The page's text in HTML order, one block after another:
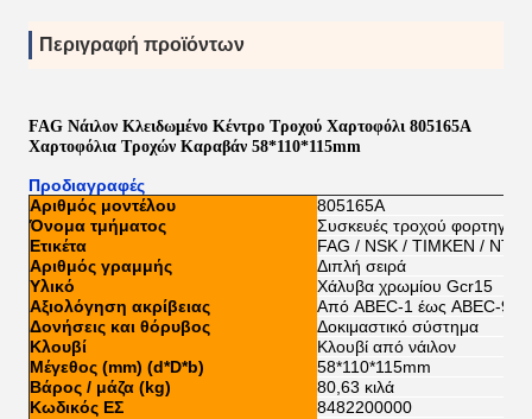
Περιγραφή προϊόντων
FAG Νάιλον Κλειδωμένο Κέντρο Τροχού Χαρτοφόλι 805165A
Χαρτοφόλια Τροχών Καραβάν 58*110*115mm
Προδιαγραφές
Αριθμός μοντέλου
805165Α
Όνομα τμήματος
Συσκευές τροχού φορτηγού
Ετικέτα
FAG / NSK / TIMKEN / NTN
Αριθμός γραμμής
Διπλή σειρά
Υλικό
Χάλυβα χρωμίου Gcr15
Αξιολόγηση ακρίβειας
Από ABEC-1 έως ABEC-9
Δονήσεις και θόρυβος
Δοκιμαστικό σύστημα
Κλουβί
Κλουβί από νάιλον
Μέγεθος (mm) (d*D*b)
58*110*115mm
Βάρος / μάζα (kg)
80,63 κιλά
Κωδικός ΕΣ
8482200000